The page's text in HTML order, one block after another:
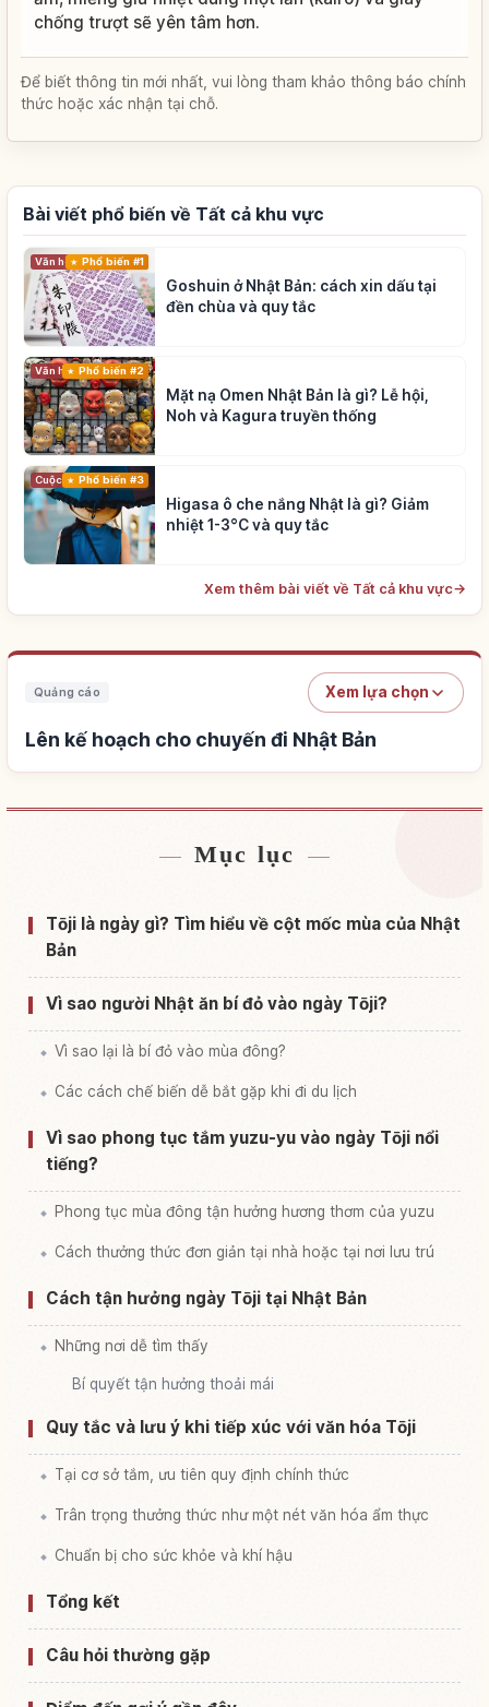
chống trượt sẽ yên tâm hơn.
Để biết thông tin mới nhất, vui lòng tham khảo thông báo chính
thức hoặc xác nhận tại chỗ.
Bài viết phổ biến về Tất cả khu vực
Văn hóa truyền thống
Phổ biến #1
Goshuin ở Nhật Bản: cách xin dấu tại
đền chùa và quy tắc
Văn hóa truyền thống
Phổ biến #2
Mặt nạ Omen Nhật Bản là gì? Lễ hội,
Noh và Kagura truyền thống
Cuộc sốngPhổ biến #3
Higasa ô che nắng Nhật là gì? Giảm
nhiệt 1-3°C và quy tắc
Xem thêm bài viết về Tất cả khu vực→
Quảng cáo Xem lựa chọn
Lên kế hoạch cho chuyến đi Nhật Bản
Tìm chỗ ở gần Nhật Bản
Tìm trải nghiệm tại Nhật Bản↗
Mục lục
Tōji là ngày gì? Tìm hiểu về cột mốc mùa của Nhật
Bản
Vì sao người Nhật ăn bí đỏ vào ngày Tōji?
Vì sao lại là bí đỏ vào mùa đông?
Các cách chế biến dễ bắt gặp khi đi du lịch
Vì sao phong tục tắm yuzu-yu vào ngày Tōji nổi
tiếng?
Phong tục mùa đông tận hưởng hương thơm của yuzu
Cách thưởng thức đơn giản tại nhà hoặc tại nơi lưu trú
Cách tận hưởng ngày Tōji tại Nhật Bản
Những nơi dễ tìm thấy
Bí quyết tận hưởng thoải mái
Quy tắc và lưu ý khi tiếp xúc với văn hóa Tōji
Tại cơ sở tắm, ưu tiên quy định chính thức
Trân trọng thưởng thức như một nét văn hóa ẩm thực
Chuẩn bị cho sức khỏe và khí hậu
Tổng kết
Câu hỏi thường gặp